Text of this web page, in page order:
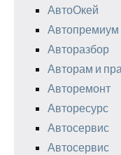
АвтоОкей
Автопремиум
Авторазбор
Авторам и
Авторемонт
Авторесурс
Автосервис
Автосервис